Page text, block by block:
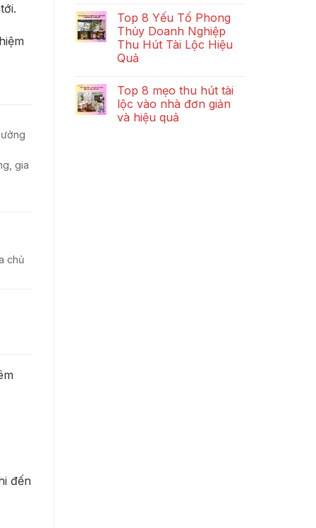
gia
chủ
đến
Top 8 Yếu Tố Phong
Thủy Doanh Nghiệp
Thu Hút Tài Lộc Hiệu
Quả
Top 8 mẹo thu hút tài
lộc vào nhà đơn giản
và hiệu quả